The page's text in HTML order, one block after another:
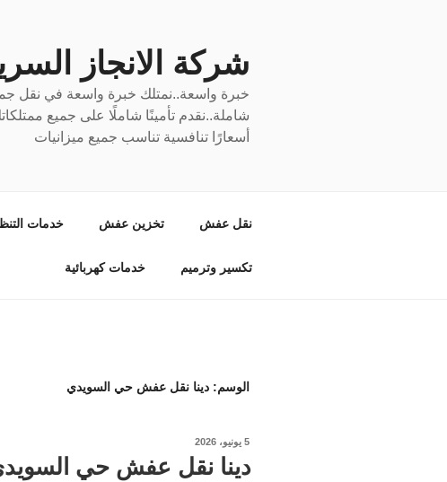
شركة الانجاز
خبرة واسعة..نمتلك خبرة واسعة في نقل
شاملة..نقدم تأمينًا شاملًا على جميع
أسعارًا تنافسية تناسب جميع ميزانيات
نقل عفش تخزين عفش خدمات
تكسير وترميم خدمات كهربائية
الوسم: دينا نقل عفش حي السويدي
نُشر
5 يونيو، 2026